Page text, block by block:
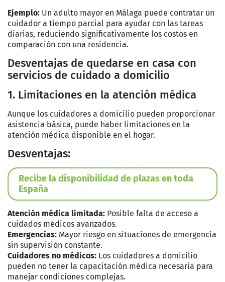
Ejemplo: Un adulto mayor en Málaga puede contratar un
cuidador a tiempo parcial para ayudar con las tareas
diarias, reduciendo significativamente los costos en
comparación con una residencia.
Desventajas de quedarse en casa con
servicios de cuidado a domicilio
1. Limitaciones en la atención médica
Aunque los cuidadores a domicilio pueden proporcionar
asistencia básica, puede haber limitaciones en la
atención médica disponible en el hogar.
Desventajas:
Recibe la disponibilidad de plazas en toda
España
Atención médica limitada: Posible falta de acceso a
cuidados médicos avanzados.
Emergencias: Mayor riesgo en situaciones de emergencia
sin supervisión constante.
Cuidadores no médicos: Los cuidadores a domicilio
pueden no tener la capacitación médica necesaria para
manejar condiciones complejas.